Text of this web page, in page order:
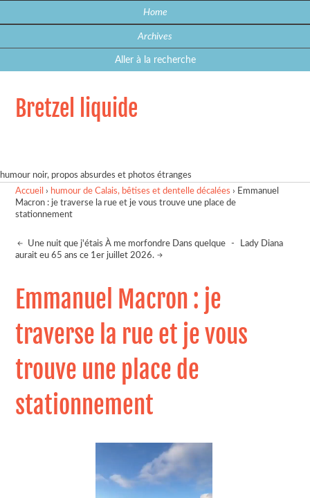
Home
Archives
Aller à la recherche
Bretzel liquide
humour noir, propos absurdes et photos étranges
Accueil › humour de Calais, bêtises et dentelle décalées › Emmanuel
Macron : je traverse la rue et je vous trouve une place de
stationnement
Une nuit que j'étais À me morfondre Dans quelque -
Lady Diana
aurait eu 65 ans ce 1er juillet 2026.
Emmanuel Macron : je
traverse la rue et je vous
trouve une place de
stationnement